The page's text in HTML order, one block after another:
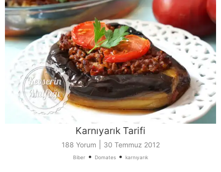
Karnıyarık Tarifi
188 Yorum 30 Temmuz 2012
Biber • Domates • karnıyarık